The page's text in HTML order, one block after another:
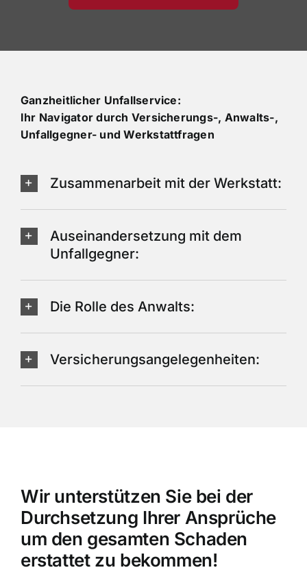
Ganzheitlicher Unfallservice:
Ihr Navigator durch Versicherungs-, Anwalts-,
Unfallgegner- und Werkstattfragen
Zusammenarbeit mit der Werkstatt:
Auseinandersetzung mit dem
Unfallgegner:
Die Rolle des Anwalts:
Versicherungsangelegenheiten:
Wir unterstützen Sie bei der
Durchsetzung Ihrer Ansprüche
um den gesamten Schaden
erstattet zu bekommen!